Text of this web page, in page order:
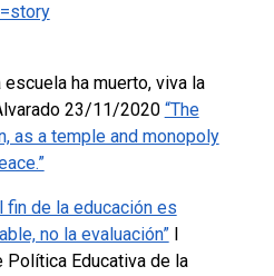
ha muerto, viva la
23/11/2020 “The
as a temple and monopoly
fin de la educación es
no la evaluación”l
Educativa de la